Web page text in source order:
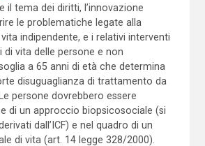
il tema dei diritti, l’innovazione
le problematiche legate alla
indipendente, e i relativi interventi
di vita delle persone e non
a 65 anni di età che determina
disuguaglianza di trattamento da
persone dovrebbero essere
di un approccio biopsicosociale (si
dall’ICF) e nel quadro di un
di vita (art. 14 legge 328/2000).